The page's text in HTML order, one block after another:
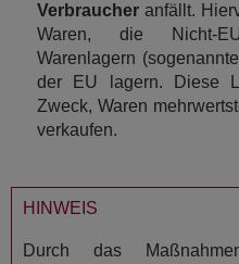
Verbraucher anfällt.
Waren, die Nicht-
Warenlagern
der EU lagern. Diese
Zweck, Waren
verkaufen.
HINWEIS
Durch das